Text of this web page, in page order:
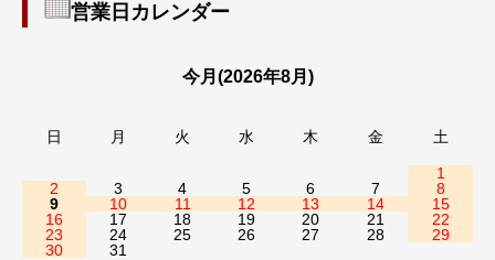
営業日カレンダー
今月(2026年8月)
日 月 火 水 木 金 土
1
2
3 4 5 6 7
8
9
10 11 12 13 14
15
16
17 18 19 20 21
22
23
24 25 26 27 28
29
30
31